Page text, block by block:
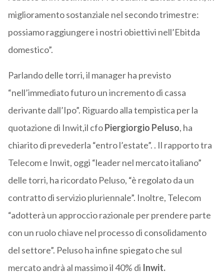
miglioramento sostanziale nel secondo trimestre:
possiamo raggiungere i nostri obiettivi nell’Ebitda
domestico”.
Parlando delle torri, il manager ha previsto
“nell’immediato futuro un incremento di cassa
derivante dall’Ipo”. Riguardo alla tempistica per la
quotazione di Inwit,il cfoPiergiorgio Peluso, ha
chiarito di prevederla “entro l’estate”. . Il rapporto tra
Telecom e Inwit, oggi “leader nel mercato italiano”
delle torri, ha ricordato Peluso, “è regolato da un
contratto di servizio pluriennale”. Inoltre, Telecom
“adotterà un approccio razionale per prendere parte
con un ruolo chiave nel processo di consolidamento
del settore”. Peluso ha infine spiegato che sul
mercato andrà al massimo il 40% di Inwit.